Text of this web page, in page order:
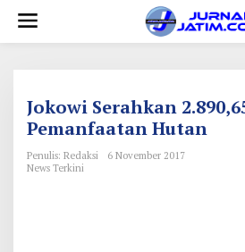
Jokowi Serahkan
Pemanfaatan Hutan
Penulis: Redaksi
6 November 2017
News Terkini